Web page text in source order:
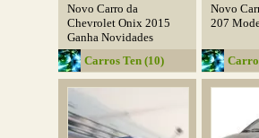
Novo Carro da
Chevrolet Onix 2015
Ganha Novidades
Carros Ten (10)
Novo
207